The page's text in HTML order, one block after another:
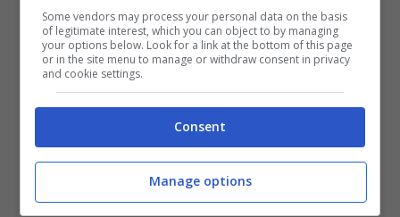
Un po’ come avviene con questi testi scritti in
flusso di coscienza, per tinteggiare una
parete con l’effetto dégradé bisognaseguire
; questo però non vuol dire
che non ci siano deglistep da rispettareo dei
materiali
che non siano necessari.
Some vendors may process your personal data on the basis
of legitimate interest, which you can object to by managing
your options below. Look for a link at the bottom of this page
or in the site menu to manage or withdraw consent in privacy
and cookie settings.
Consent
Manage options